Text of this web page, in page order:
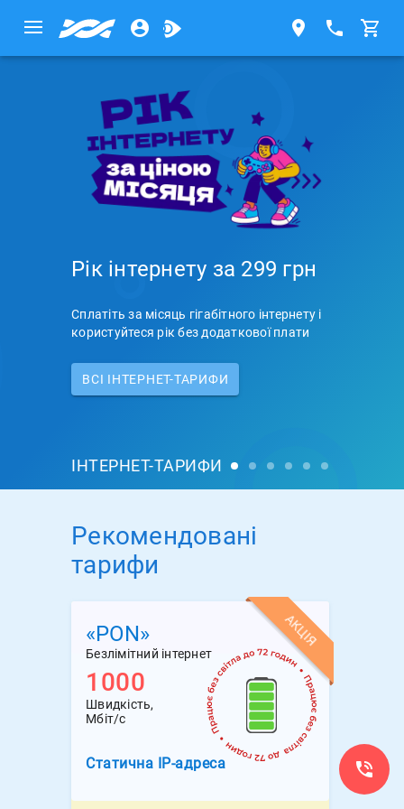
Рік інтернету за 299 грн
Сплатіть за місяць гігабітного інтернету і
користуйтеся рік без додаткової плати
ВСI ІНТЕРНЕТ-ТАРИФИ
ІНТЕРНЕТ-ТАРИФИ
Рекомендовані
тарифи
АКЦІЯ
«PON»
Безлімітний інтернет
1000
Швидкість,
Мбіт/с
Статична IP-адреса